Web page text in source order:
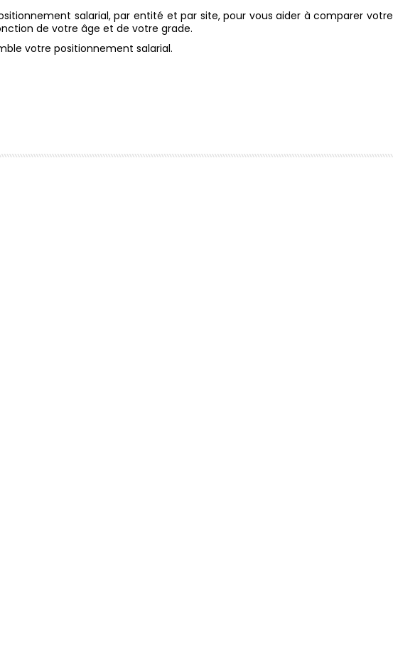
salarial, par entité et par site, pour vous aider à comparer votre
de votre âge et de votre grade.
votre positionnement salarial.